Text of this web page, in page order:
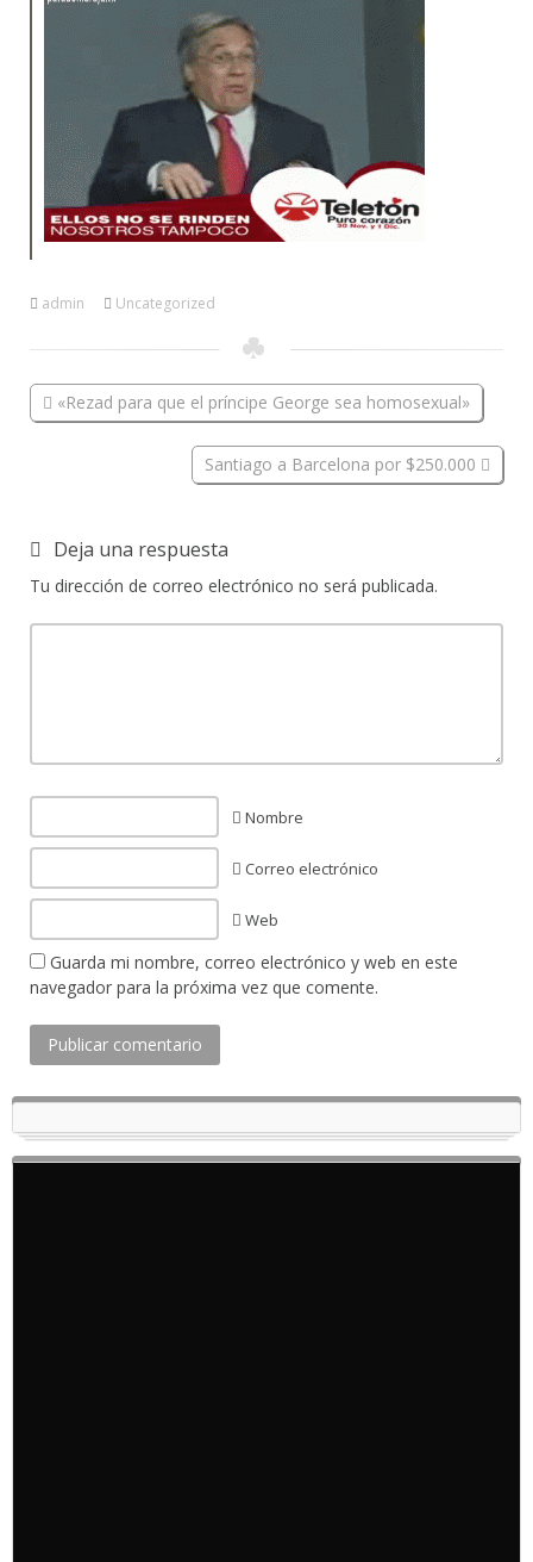
admin Uncategorized
«Rezad para que el príncipe George sea homosexual»
Santiago a Barcelona por $250.000
Deja una respuesta
Tu dirección de correo electrónico no será publicada.
Nombre
Correo electrónico
Web
Guarda mi nombre, correo electrónico y web en este
navegador para la próxima vez que comente.